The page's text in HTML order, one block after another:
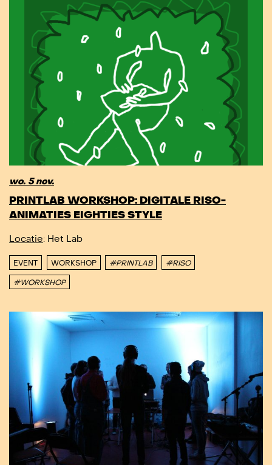
wo. 5 nov.
PRINTLAB WORKSHOP: DIGITALE RISO-
ANIMATIES EIGHTIES STYLE
Locatie: Het Lab
EVENT WORKSHOP #PRINTLAB #RISO
#WORKSHOP